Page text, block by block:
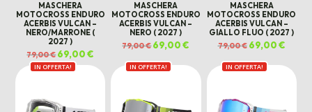
MASCHERA
MOTOCROSS ENDURO
ACERBIS VULCAN –
NERO/MARRONE (
2027 )
79,00€Il
prezzo
originale
era:
69,00€
attuale
è:
69,00 €.
MASCHERA
MOTOCROSS ENDURO
ACERBIS VULCAN –
NERO ( 2027 )
79,00€Il
prezzo
era:
79,00 €.
69,00€
è:
69,00 €.
MASCHERA
MOTOCROSS ENDURO
ACERBIS VULCAN –
GIALLO FLUO ( 2027 )
79,00€ Il
prezzo
era:
79,00 €.
69,00€Il
è:
69,00
IN OFFERTA! IN OFFERTA! IN OFFERTA!